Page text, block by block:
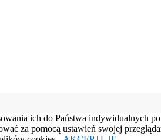
ich do Państwa indywidualnych
za pomocą ustawień swojej